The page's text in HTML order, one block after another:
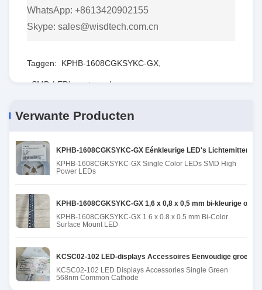
WhatsApp: +8613420902155
Skype: sales@wisdtech.com.cn
Taggen: KPHB-1608CGKSYKC-GX
SMD-LED's met een hoog vermogen,
Verwante Producten
KPHB-1608CGKSYKC-GX Eénkleurige LED's
KPHB-1608CGKSYKC-GX Single Color LEDs SMD High
Power LEDs
KPHB-1608CGKSYKC-GX 1,6 x 0,8 x 0,5 mm bi-kleurige
KPHB-1608CGKSYKC-GX 1.6 x 0.8 x 0.5 mm Bi-Color
Surface Mount LED
KCSC02-102 LED-displays Accessoires Eenvoudige groene
KCSC02-102 LED Displays Accessories Single Green
568nm Common Cathode